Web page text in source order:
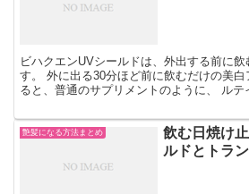
ビハクエンUVシールドは、外出する前に
す。 外に出る30分ほど前に飲むだけの美
ると、普通のサプリメントのように、 ル
艶髪になる方法まとめ
飲む日焼け
ルドとトラ